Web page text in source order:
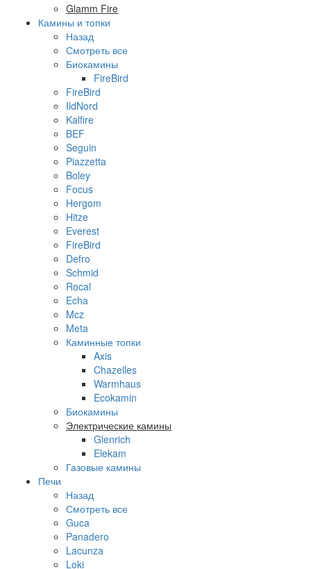
Glamm Fire
Камины и топки
Назад
Смотреть все
Биокамины
FireBird
FireBird
IldNord
Kalfire
BEF
Seguin
Piazzetta
Boley
Focus
Hergom
Hitze
Everest
FireBird
Defro
Schmid
Rocal
Echa
Mcz
Meta
Каминные топки
Axis
Chazelles
Warmhaus
Ecokamin
Биокамины
Электрические камины
Glenrich
Elekam
Газовые камины
Печи
Назад
Смотреть все
Guca
Panadero
Lacunza
Loki